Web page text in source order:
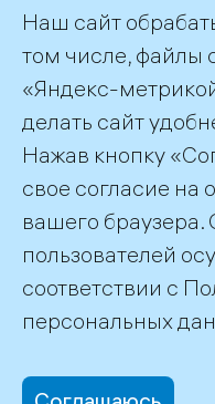
Решением Совета
данный статус
ОАО «ТГК-1»
"Апатит"), в
микрорайона
©2026 ПАО «ТГК–1»
Наш сайт
том числе, файлы
«Яндекс-
делать сайт
Нажав кнопку
свое согласие на
вашего
пользователей
соответствии с
персональных